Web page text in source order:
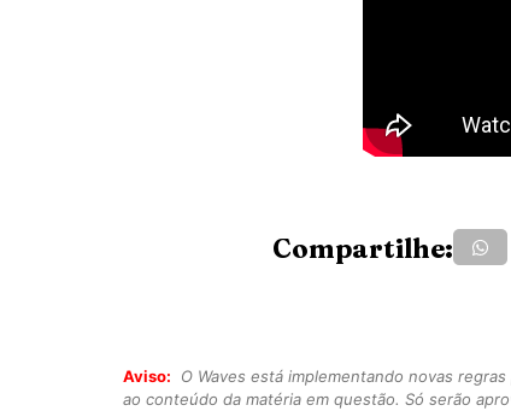
Compartilhe:
Aviso:
O Waves está implementando novas
ao conteúdo da matéria em questão. Só serão